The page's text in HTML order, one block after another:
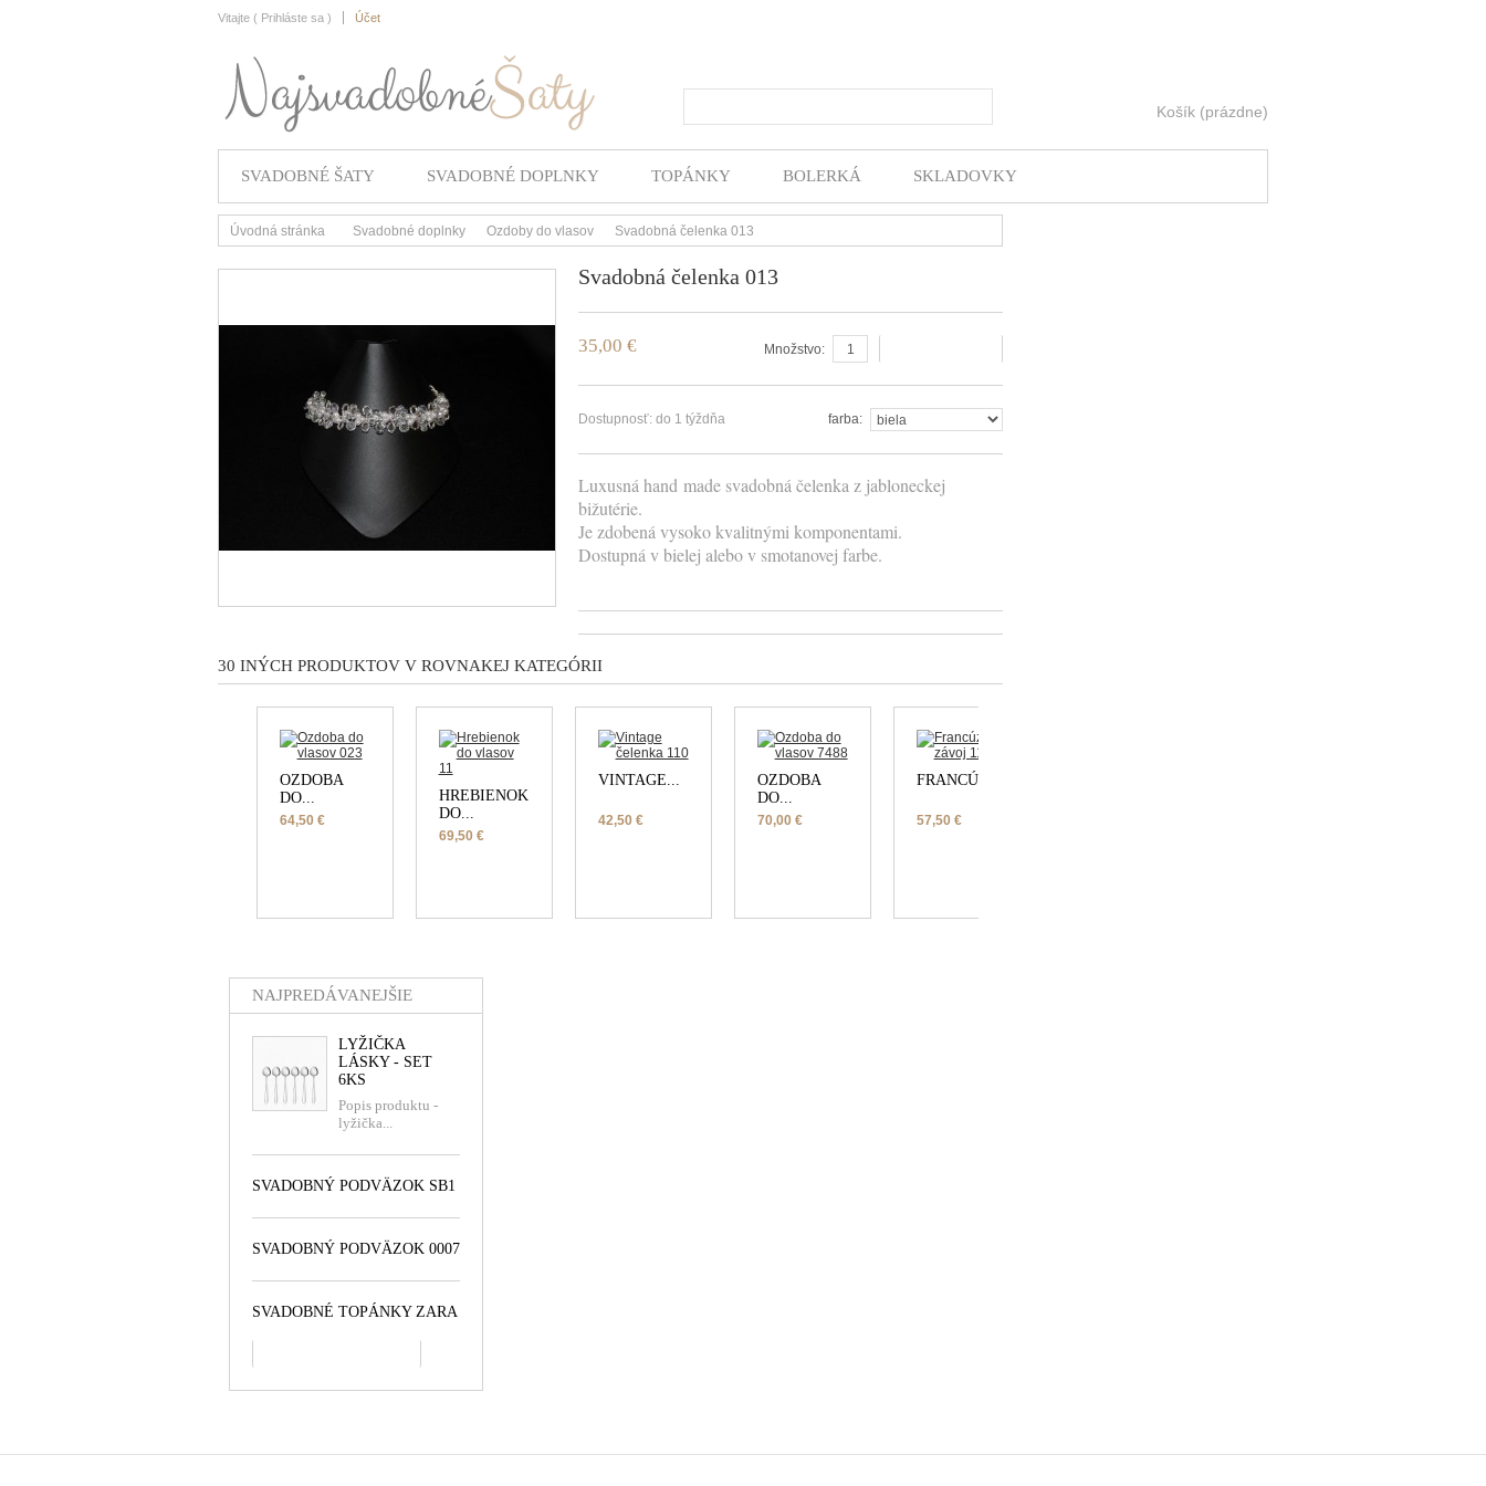
Vitajte ( Prihláste sa ) Účet
Košík (prázdne)
SVADOBNÉ ŠATY SVADOBNÉ DOPLNKY TOPÁNKY BOLERKÁ SKLADOVKY
Úvodná stránka
>
Svadobné doplnky
>
Ozdoby do vlasov
>
Svadobná čelenka 013
Svadobná čelenka 013
35,00 € Množstvo:
Dostupnosť: do 1 týždňa farba:
Luxusná hand made svadobná čelenka z jabloneckej
bižutérie.
Je zdobená vysoko kvalitnými komponentami.
Dostupná v bielej alebo v smotanovej farbe.
30 INÝCH PRODUKTOV V ROVNAKEJ KATEGÓRII
OZDOBA
DO...
64,50 €
HREBIENOK
DO...
69,50 €
VINTAGE...
42,50 €
OZDOBA
DO...
70,00 €
FRANCÚZSKY...
57,50 €
NAJPREDÁVANEJŠIE
LYŽIČKA
LÁSKY - SET
6KS
Popis produktu -
lyžička...
SVADOBNÝ PODVÄZOK SB1
SVADOBNÝ PODVÄZOK 0007
SVADOBNÉ TOPÁNKY ZARA